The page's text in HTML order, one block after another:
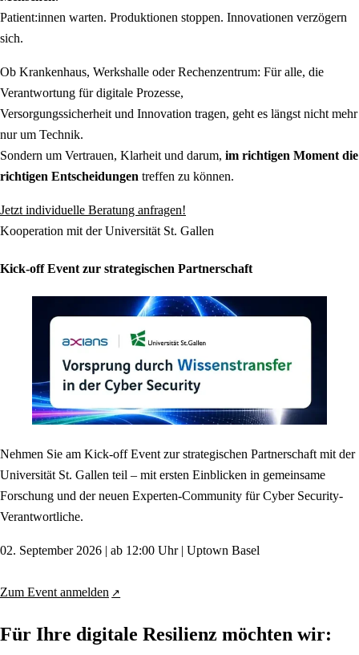
Patient:innen warten. Produktionen stoppen. Innovationen verzögern
sich.
Ob Krankenhaus, Werkshalle oder Rechenzentrum: Für alle, die
Verantwortung für digitale Prozesse,
Versorgungssicherheit und Innovation tragen, geht es längst nicht mehr
nur um Technik.
Sondern um Vertrauen, Klarheit und darum, im richtigen Moment die
richtigen Entscheidungen treffen zu können.
Jetzt individuelle Beratung anfragen!
Kooperation mit der Universität St. Gallen
Kick‑off Event zur strategischen Partnerschaft
Nehmen Sie am Kick-off Event zur strategischen Partnerschaft mit der
Universität St. Gallen teil – mit ersten Einblicken in gemeinsame
Forschung und der neuen Experten-Community für Cyber Security-
Verantwortliche.
02. September 2026 | ab 12:00 Uhr | Uptown Basel
Zum Event anmelden
Für Ihre digitale Resilienz möchten wir: